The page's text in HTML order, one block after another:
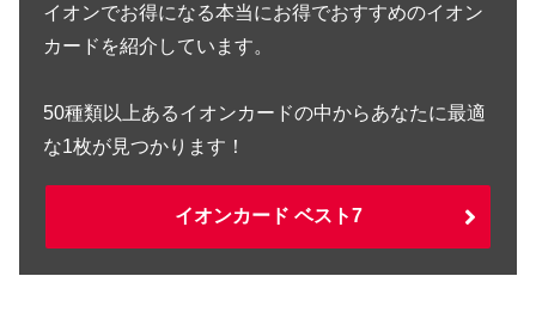
イオンでお得になる本当にお得でおすすめのイオン
カードを紹介しています。
50種類以上あるイオンカードの中からあなたに最適
な1枚が見つかります！
イオンカード ベスト7